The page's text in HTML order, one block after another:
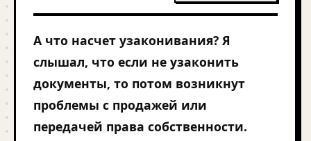
А что насчет узаконивания? Я
слышал, что если не узаконить
документы, то потом возникнут
проблемы с продажей или
передачей права собственности.